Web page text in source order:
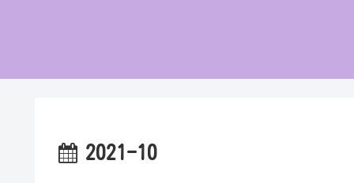
2021-10